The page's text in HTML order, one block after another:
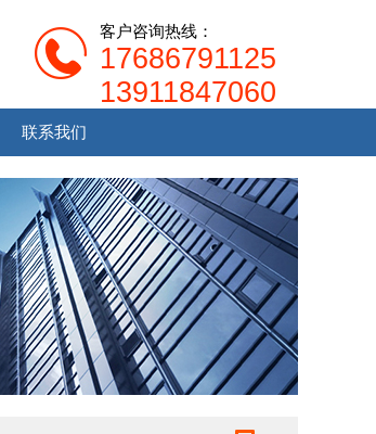
客户咨询热线：
17686791125
13911847060
联系我们